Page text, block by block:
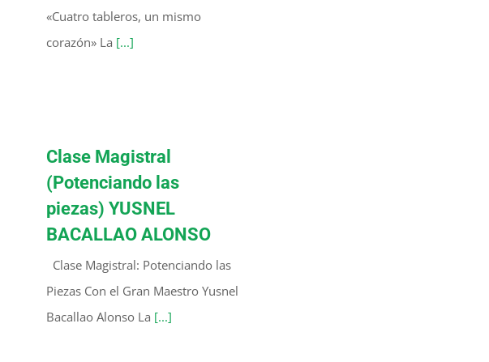
«Cuatro tableros, un mismo
corazón» La [...]
Clase Magistral
(Potenciando las
piezas) YUSNEL
BACALLAO ALONSO
Clase Magistral: Potenciando las
Piezas Con el Gran Maestro Yusnel
Bacallao Alonso La [...]